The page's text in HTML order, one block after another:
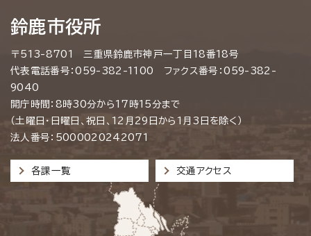
鈴鹿市役所
〒513-8701 三重県鈴鹿市神戸一丁目18番18号
代表電話番号：059-382-1100 ファクス番号：059-382-
9040
開庁時間：8時30分から17時15分まで
（土曜日・日曜日、祝日、12月29日から1月3日を除く）
法人番号：5000020242071
各課一覧 交通アクセス